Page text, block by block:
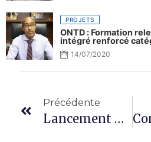
PROJETS
ONTD : Formation
intégré renforcé
14/07/2020
Précédente
Lancement De L’atelier De Renforcement Des Capacités Pour Un Tourisme Côtier Durable À Djibouti.